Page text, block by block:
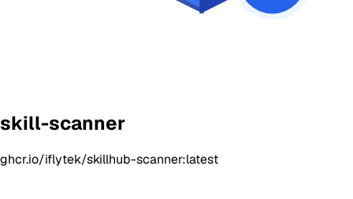
skill-scanner
ghcr.io/iflytek/skillhub-scanner:latest